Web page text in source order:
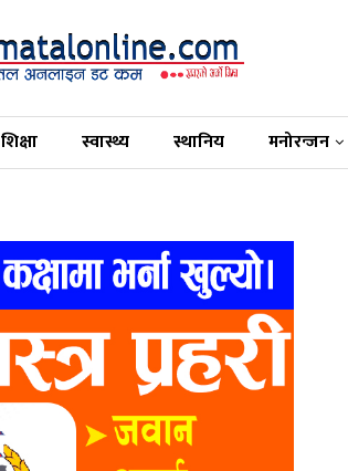
शिक्षा स्वास्थ्य स्थानिय मनोरन्जन